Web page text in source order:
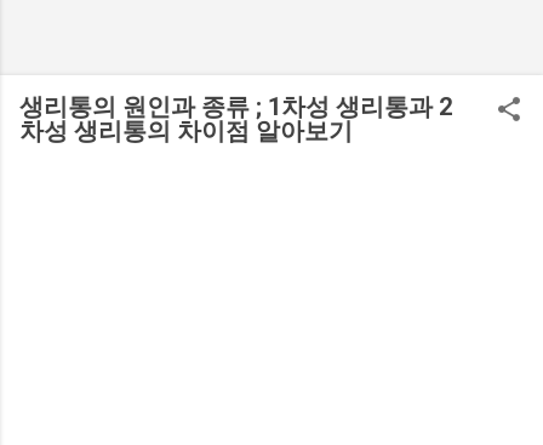
생리통의 원인과 종류 ; 1차성 생리통과 2
차성 생리통의 차이점 알아보기